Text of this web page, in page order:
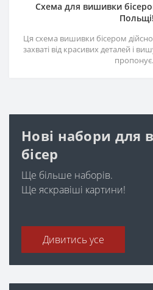
Схема для вишивки
Польщі!
Ця схема вишивки бісером
захваті від красивих деталей і
Нові набори для
бісер
Ще більше наборів.
Ще яскравіші картини!
Дивитись усе